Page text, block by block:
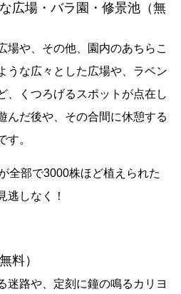
広場・バラ園・修景池（無
場や、その他、園内のあちらこ
うな広々とした広場や、ラベン
、くつろげるスポットが点在し
んだ後や、その合間に休憩する
す。
全部で3000株ほど植えられた
逃しなく！
料）
迷路や、定刻に鐘の鳴るカリヨ